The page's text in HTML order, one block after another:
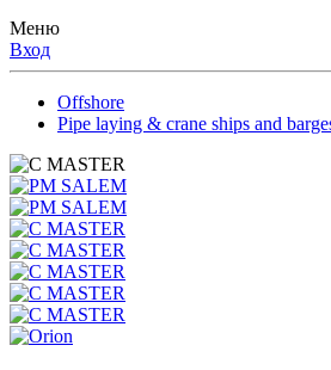
Меню
Вход
Offshore
Pipe laying & crane ships and